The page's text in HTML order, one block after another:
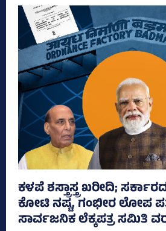
ಕಳಪೆ ಶಸ್ತ್ರಾಸ್ತ್ರ ಖರೀದಿ;
ಕೋಟಿ ನಷ್ಟ, ಗಂಭೀರ ಲೋಪ
ಸಾರ್ವಜನಿಕ ಲೆಕ್ಕಪತ್ರ ಸಮಿತಿ